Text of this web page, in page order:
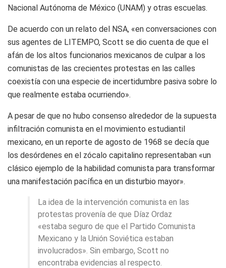
Nacional Autónoma de México (UNAM) y otras escuelas.
De acuerdo con un relato del NSA, «en conversaciones con
sus agentes de LITEMPO, Scott se dio cuenta de que el
afán de los altos funcionarios mexicanos de culpar a los
comunistas de las crecientes protestas en las calles
coexistía con una especie de incertidumbre pasiva sobre lo
que realmente estaba ocurriendo».
A pesar de que no hubo consenso alrededor de la supuesta
infiltración comunista en el movimiento estudiantil
mexicano, en un reporte de agosto de 1968 se decía que
los desórdenes en el zócalo capitalino representaban «un
clásico ejemplo de la habilidad comunista para transformar
una manifestación pacífica en un disturbio mayor».
La idea de la intervención comunista en las
protestas provenía de que Díaz Ordaz
«estaba seguro de que el Partido Comunista
Mexicano y la Unión Soviética estaban
involucrados». Sin embargo, Scott no
encontraba evidencias al respecto.